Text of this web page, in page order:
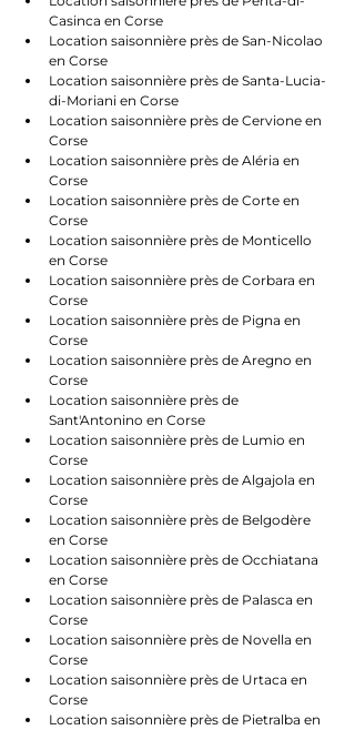
Casinca en Corse
Location saisonnière près de San-Nicolao
en Corse
Location saisonnière près de Santa-Lucia-
di-Moriani en Corse
Location saisonnière près de Cervione en
Corse
Location saisonnière près de Aléria en
Corse
Location saisonnière près de Corte en
Corse
Location saisonnière près de Monticello
en Corse
Location saisonnière près de Corbara en
Corse
Location saisonnière près de Pigna en
Corse
Location saisonnière près de Aregno en
Corse
Location saisonnière près de
Sant'Antonino en Corse
Location saisonnière près de Lumio en
Corse
Location saisonnière près de Algajola en
Corse
Location saisonnière près de Belgodère
en Corse
Location saisonnière près de Occhiatana
en Corse
Location saisonnière près de Palasca en
Corse
Location saisonnière près de Novella en
Corse
Location saisonnière près de Urtaca en
Corse
Location saisonnière près de Pietralba en